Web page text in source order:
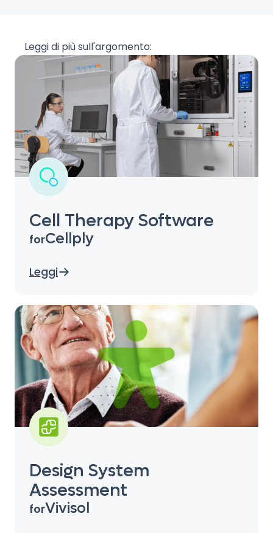
Leggi di più sull'argomento:
Cell Therapy Software
forCellply
Leggi
Design System
Assessment
forVivisol